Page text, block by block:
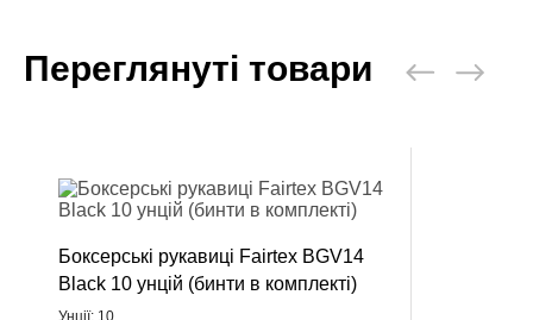
Переглянуті товари
Боксерські рукавиці Fairtex BGV14
Black 10 унцій (бинти в комплекті)